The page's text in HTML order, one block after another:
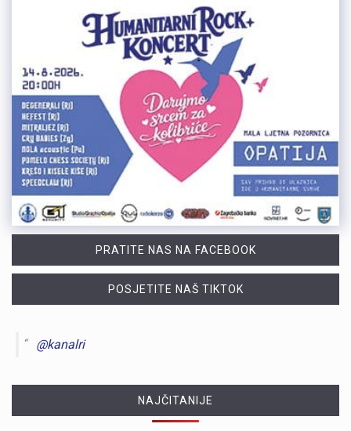
PRATITE NAS NA FACEBOOK
POSJETITE NAŠ TIKTOK
@kanalri
NAJČITANIJE